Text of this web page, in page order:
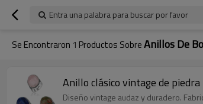
Entra una palabra para buscar por favor
Se Encontraron 1 Productos SobreAnillos De
Anillo clásico vintage de
Diseño vintage audaz y duradero.